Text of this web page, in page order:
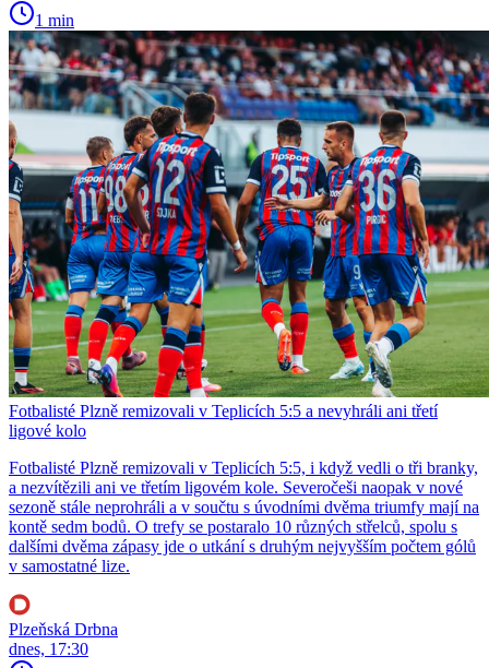
1 min
Fotbalisté Plzně remizovali v Teplicích 5:5 a nevyhráli ani třetí
ligové kolo
Fotbalisté Plzně remizovali v Teplicích 5:5, i když vedli o tři branky,
a nezvítězili ani ve třetím ligovém kole. Severočeši naopak v nové
sezoně stále neprohráli a v součtu s úvodními dvěma triumfy mají na
kontě sedm bodů. O trefy se postaralo 10 různých střelců, spolu s
dalšími dvěma zápasy jde o utkání s druhým nejvyšším počtem gólů
v samostatné lize.
Plzeňská Drbna
dnes, 17:30